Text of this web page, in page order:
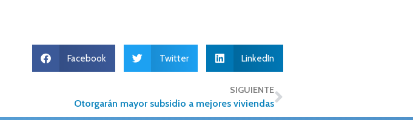
Facebook Twitter LinkedIn
SIGUIENTE
Otorgarán mayor subsidio a mejores viviendas